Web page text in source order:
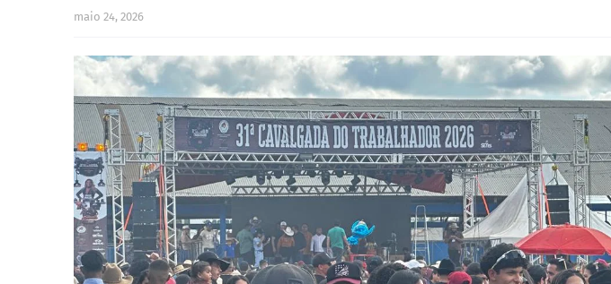
maio 24, 2026